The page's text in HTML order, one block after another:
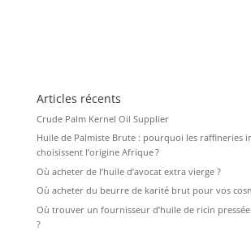
Articles récents
Crude Palm Kernel Oil Supplier
Huile de Palmiste Brute : pourquoi les raffineries
choisissent l’origine Afrique ?
Où acheter de l’huile d’avocat extra vierge ?
Où acheter du beurre de karité brut pour vos
Où trouver un fournisseur d’huile de ricin
?